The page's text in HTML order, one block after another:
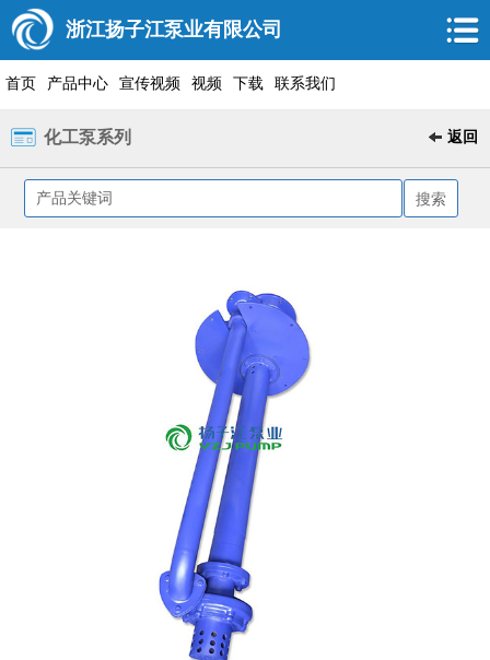
浙江扬子江泵业有限公司
首页 产品中心 宣传视频 视频 下载 联系我们
化工泵系列 返回